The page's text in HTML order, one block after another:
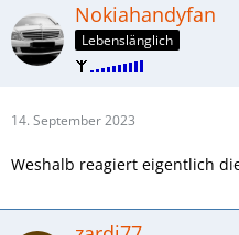
Nokiahandyfan
Lebenslänglich
14. September 2023
Weshalb reagiert eigentlich